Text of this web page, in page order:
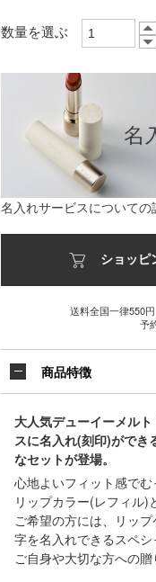
数量を選ぶ
名入れサービスについての
ショッピ
送料全国一律550
予
商品特徴
大人気デューイーメル
スに名入れ(刻印)ができ
なセットが登場。
心地よいフィット感で
リップカラー(レフィル)
ご希望の方には、リッ
字を名入れできるスペシ
ご自身や大切な方への贈